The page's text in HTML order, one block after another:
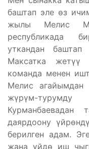
баштап эле өз
жылы Мелис
республикада
уткандан
Максатка
команда менен
Мелис агайымдан
жүрүм-
Курманбаевадан
даярдоону
берилген адам.
жана үйдө иш